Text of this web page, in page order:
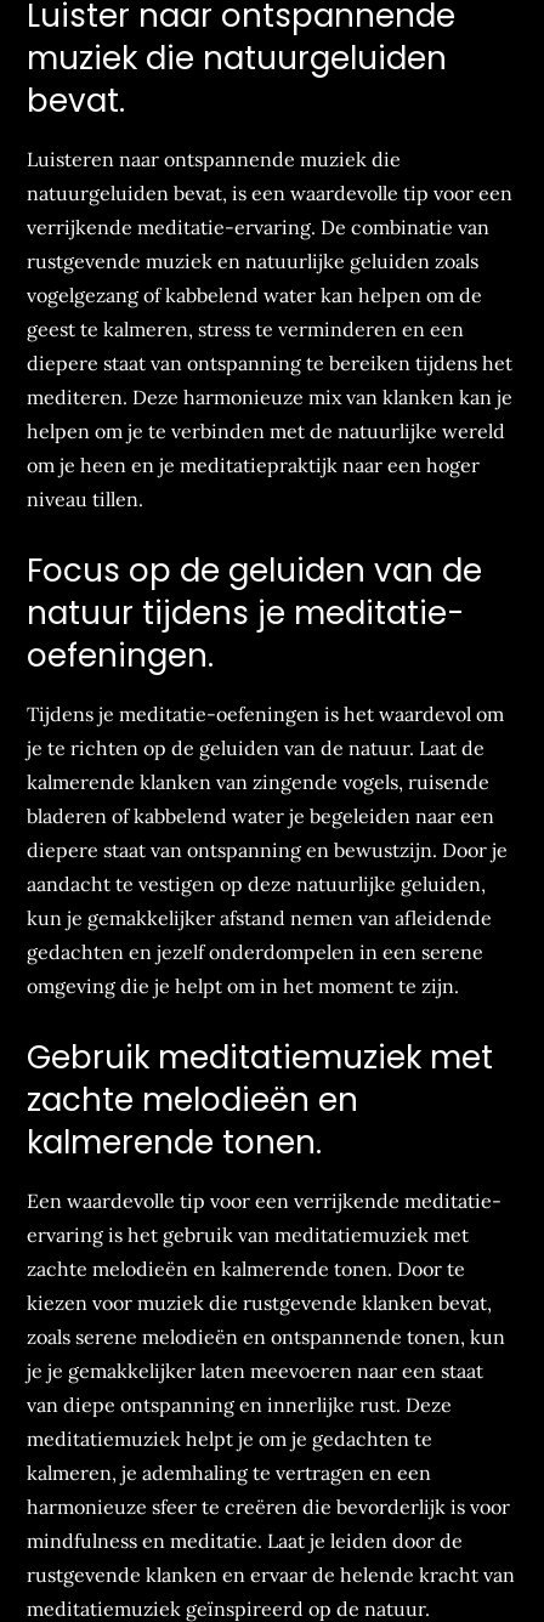
Luister naar ontspannende
muziek die natuurgeluiden
bevat.
Luisteren naar ontspannende muziek die
natuurgeluiden bevat, is een waardevolle tip voor een
verrijkende meditatie-ervaring. De combinatie van
rustgevende muziek en natuurlijke geluiden zoals
vogelgezang of kabbelend water kan helpen om de
geest te kalmeren, stress te verminderen en een
diepere staat van ontspanning te bereiken tijdens het
mediteren. Deze harmonieuze mix van klanken kan je
helpen om je te verbinden met de natuurlijke wereld
om je heen en je meditatiepraktijk naar een hoger
niveau tillen.
Focus op de geluiden van de
natuur tijdens je meditatie-
oefeningen.
Tijdens je meditatie-oefeningen is het waardevol om
je te richten op de geluiden van de natuur. Laat de
kalmerende klanken van zingende vogels, ruisende
bladeren of kabbelend water je begeleiden naar een
diepere staat van ontspanning en bewustzijn. Door je
aandacht te vestigen op deze natuurlijke geluiden,
kun je gemakkelijker afstand nemen van afleidende
gedachten en jezelf onderdompelen in een serene
omgeving die je helpt om in het moment te zijn.
Gebruik meditatiemuziek met
zachte melodieën en
kalmerende tonen.
Een waardevolle tip voor een verrijkende meditatie-
ervaring is het gebruik van meditatiemuziek met
zachte melodieën en kalmerende tonen. Door te
kiezen voor muziek die rustgevende klanken bevat,
zoals serene melodieën en ontspannende tonen, kun
je je gemakkelijker laten meevoeren naar een staat
van diepe ontspanning en innerlijke rust. Deze
meditatiemuziek helpt je om je gedachten te
kalmeren, je ademhaling te vertragen en een
harmonieuze sfeer te creëren die bevorderlijk is voor
mindfulness en meditatie. Laat je leiden door de
rustgevende klanken en ervaar de helende kracht van
meditatiemuziek geïnspireerd op de natuur.